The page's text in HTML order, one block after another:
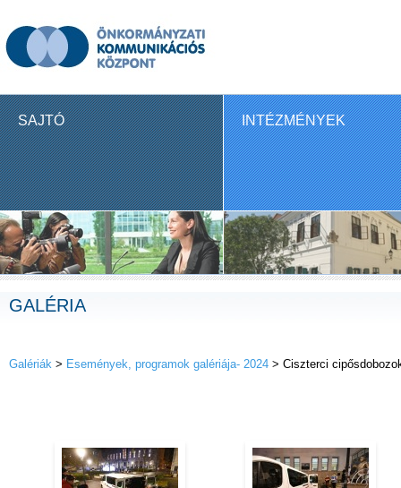
SAJTÓ INTÉZMÉNYEK
GALÉRIA
Galériák > Események, programok galériája- 2024 > Ciszterci